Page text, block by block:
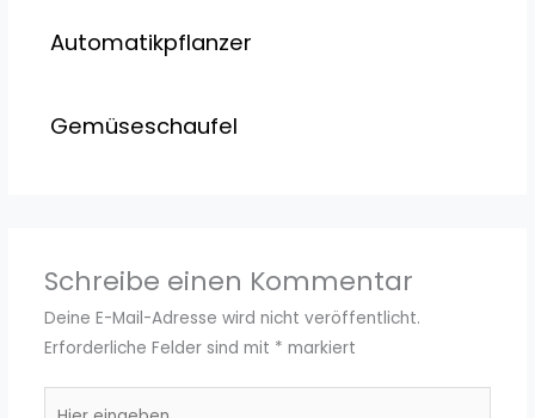
Automatikpflanzer
Gemüseschaufel
Schreibe einen Kommentar
Deine E-Mail-Adresse wird nicht veröffentlicht.
Erforderliche Felder sind mit * markiert